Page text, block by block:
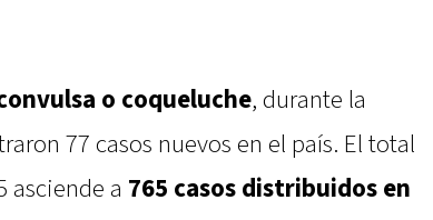
o coqueluche, durante la
77 casos nuevos en el país. El total
asciende a 765 casos distribuidos en